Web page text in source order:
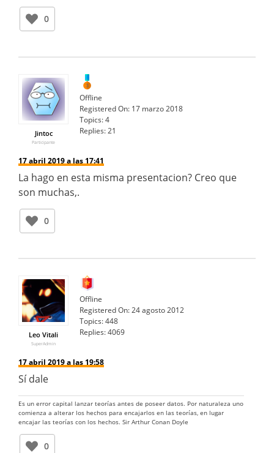
0
Jintoc
Participante
Offline
Registered On: 17 marzo 2018
Topics:4
Replies:21
17 abril 2019 a las 17:41
La hago en esta misma presentacion? Creo que
son muchas,.
0
Leo Vitali
SuperAdmin
Offline
Registered On:24 agosto 2012
Topics:448
Replies:4069
17 abril 2019 a las 19:58
Sí dale
Es un error capital lanzar teorías antes de poseer datos. Por naturaleza uno
comienza a alterar los hechos para encajarlos en las teorías, en lugar
encajar las teorías con los hechos. Sir Arthur Conan Doyle
0